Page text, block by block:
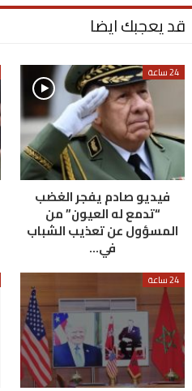
قد يعجبك ايضا
24 ساعة
فيديو صادم يفجر الغضب
“تدمع له العيون” من
المسؤول عن تعذيب الشباب
في…
24 ساعة